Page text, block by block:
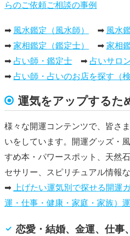
らのご依頼ご相談の事例
➡ 風水鑑定（風水師） ➡ 風水
➡ 家相鑑定（鑑定士） ➡ 家相
➡ 占い師・鑑定士➡ 占いサロ
➡ 占い師・占いのお店を探す（検
運気をアップするた
様々な開運コンテンツで、皆さ
いをしています。開運グッズ・
すめ本・パワースポット、天然
セサリー、スピリチュアル情報な
➡上げたい運気別で探せる開運
運・仕事・健康・家庭・家族）
恋愛・結婚、金運、仕事